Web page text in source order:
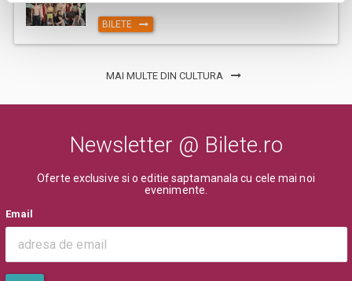
BILETE
MAI MULTE DIN CULTURA
Newsletter @ Bilete.ro
Oferte exclusive si o editie saptamanala cu cele mai noi
evenimente.
Email